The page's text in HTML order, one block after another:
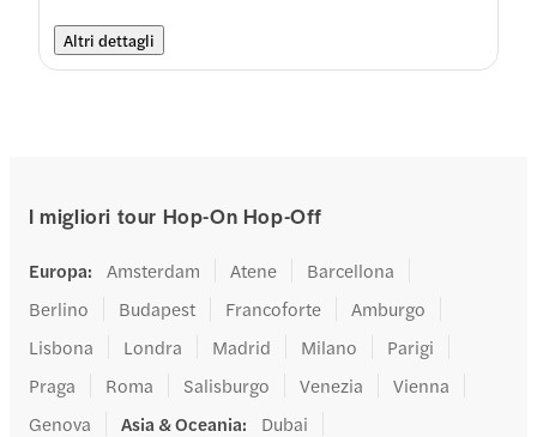
Altri dettagli
I migliori tour Hop-On Hop-Off
Europa: Amsterdam Atene
Barcellona
Berlino
Budapest Francoforte
Amburgo
Lisbona
Londra Madrid Milano
Parigi
Praga
Roma Salisburgo Venezia
Vienna
Genova
Asia & Oceania: Dubai